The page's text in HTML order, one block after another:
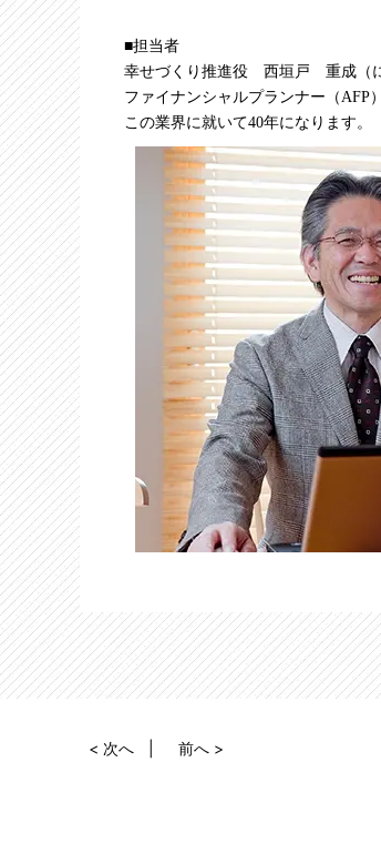
■担当者
幸せづくり推進役 西垣戸 重成（
ファイナンシャルプランナー（AFP
この業界に就いて40年になります。
< 次へ 前へ >